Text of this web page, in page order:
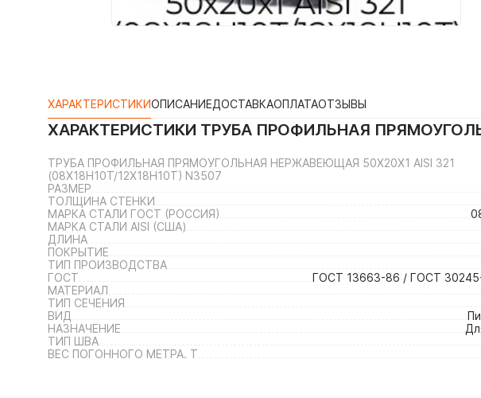
ХАРАКТЕРИСТИКИОПИСАНИЕДОСТАВКАОПЛАТАОТЗЫВЫ
ХАРАКТЕРИСТИКИ ТРУБА ПРОФИЛЬНАЯ
ТРУБА ПРОФИЛЬНАЯ ПРЯМОУГОЛЬНАЯ НЕРЖАВЕЮЩАЯ 50Х20Х1 AISI 321
(08Х18Н10Т/12Х18Н10Т) N3507
РАЗМЕР
ТОЛЩИНА СТЕНКИ
МАРКА СТАЛИ ГОСТ (РОССИЯ)
МАРКА СТАЛИ AISI (США)
ДЛИНА
ПОКРЫТИЕ
ТИП ПРОИЗВОДСТВА
ГОСТ
ГОСТ 13663-86 / ГОСТ
МАТЕРИАЛ
ТИП СЕЧЕНИЯ
ВИД
НАЗНАЧЕНИЕ
ТИП ШВА
ВЕС ПОГОННОГО МЕТРА. Т